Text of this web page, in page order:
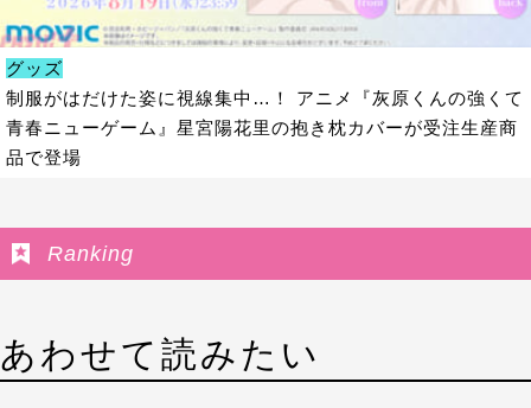
グッズ
制服がはだけた姿に視線集中…！ アニメ『灰原くんの強くて
青春ニューゲーム』星宮陽花里の抱き枕カバーが受注生産商
品で登場
Ranking
あわせて読みたい